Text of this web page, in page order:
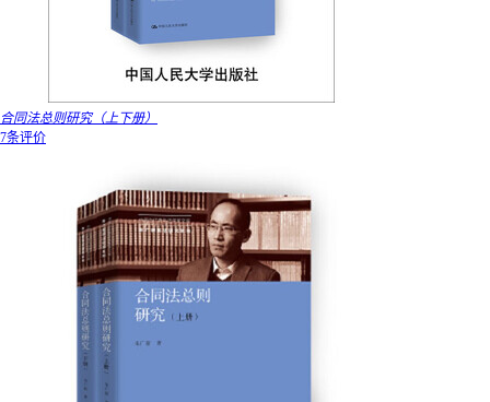
合同法总则研究（上下册）
7条评价